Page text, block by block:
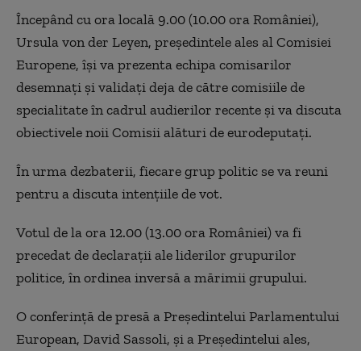
Începând cu ora locală 9.00 (10.00 ora României),
Ursula von der Leyen, preşedintele ales al Comisiei
Europene, îşi va prezenta echipa comisarilor
desemnaţi şi validaţi deja de către comisiile de
specialitate în cadrul audierilor recente şi va discuta
obiectivele noii Comisii alături de eurodeputaţi.
În urma dezbaterii, fiecare grup politic se va reuni
pentru a discuta intenţiile de vot.
Votul de la ora 12.00 (13.00 ora României) va fi
precedat de declaraţii ale liderilor grupurilor
politice, în ordinea inversă a mărimii grupului.
O conferinţă de presă a Preşedintelui Parlamentului
European, David Sassoli, şi a Preşedintelui ales,